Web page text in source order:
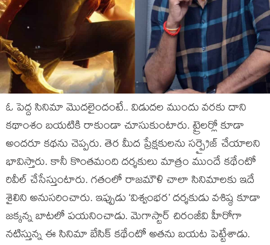
ఓ పెద్ద సినిమా మొదలైందంటే.. విడుదల ముందు వరకు దాని
కథాంశం బయటికి రాకుండా చూసుకుంటారు. ట్రైలర్లో కూడా
అందరూ కథను చెప్పరు. తెర మీద ప్రేక్షకులను సర్ప్రైజ్ చేయాలని
భావిస్తారు. కానీ కొంతమంది దర్శకులు మాత్రం ముందే కథేంటో
రివీల్ చేసేస్తుంటారు. గతంలో రాజమౌళి చాలా సినిమాలకు ఇదే
శైలిని అనుసరించారు. ఇప్పుడు ‘విశ్వంభర’ దర్శకుడు వశిష్ఠ కూడా
జక్కన్న బాటలో పయనించాడు. మెగాస్టార్ చిరంజీవి హీరోగా
నటిస్తున్న ఈ సినిమా బేసిక్ కథేంటో అతను బయట పెట్టేశాడు.